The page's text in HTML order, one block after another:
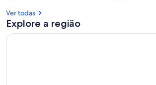
Ver todas
Explore a região